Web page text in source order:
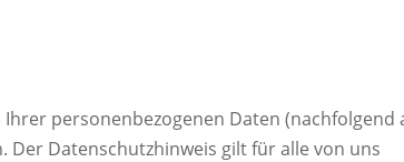
personenbezogenen Daten (nachfolgend
Der Datenschutzhinweis gilt für alle von uns